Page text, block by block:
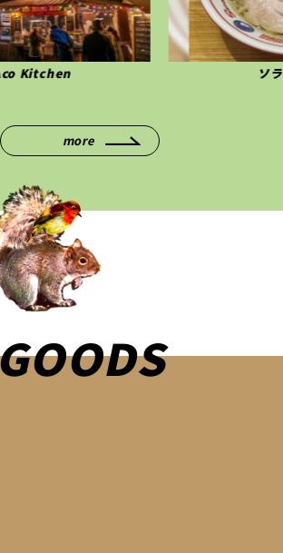
ソラノイロンヂ
more